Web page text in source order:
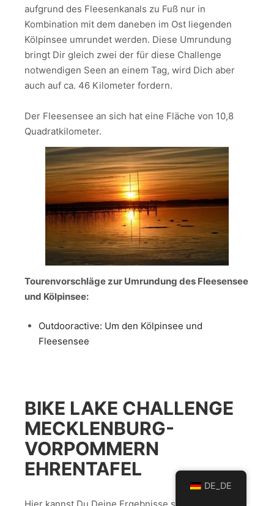
aufgrund des Fleesenkanals zu Fuß nur in
Kombination mit dem daneben im Ost liegenden
Kölpinsee umrundet werden. Diese Umrundung
bringt Dir gleich zwei der für diese Challenge
notwendigen Seen an einem Tag, wird Dich aber
auch auf ca. 46 Kilometer fordern.
Der Fleesensee an sich hat eine Fläche von 10,8
Quadratkilometer.
Tourenvorschläge zur Umrundung des Fleesensee
und Kölpinsee:
Outdooractive: Um den Kölpinsee und
Fleesensee
BIKE LAKE CHALLENGE
MECKLENBURG-
VORPOMMERN
EHRENTAFEL
DE_DE